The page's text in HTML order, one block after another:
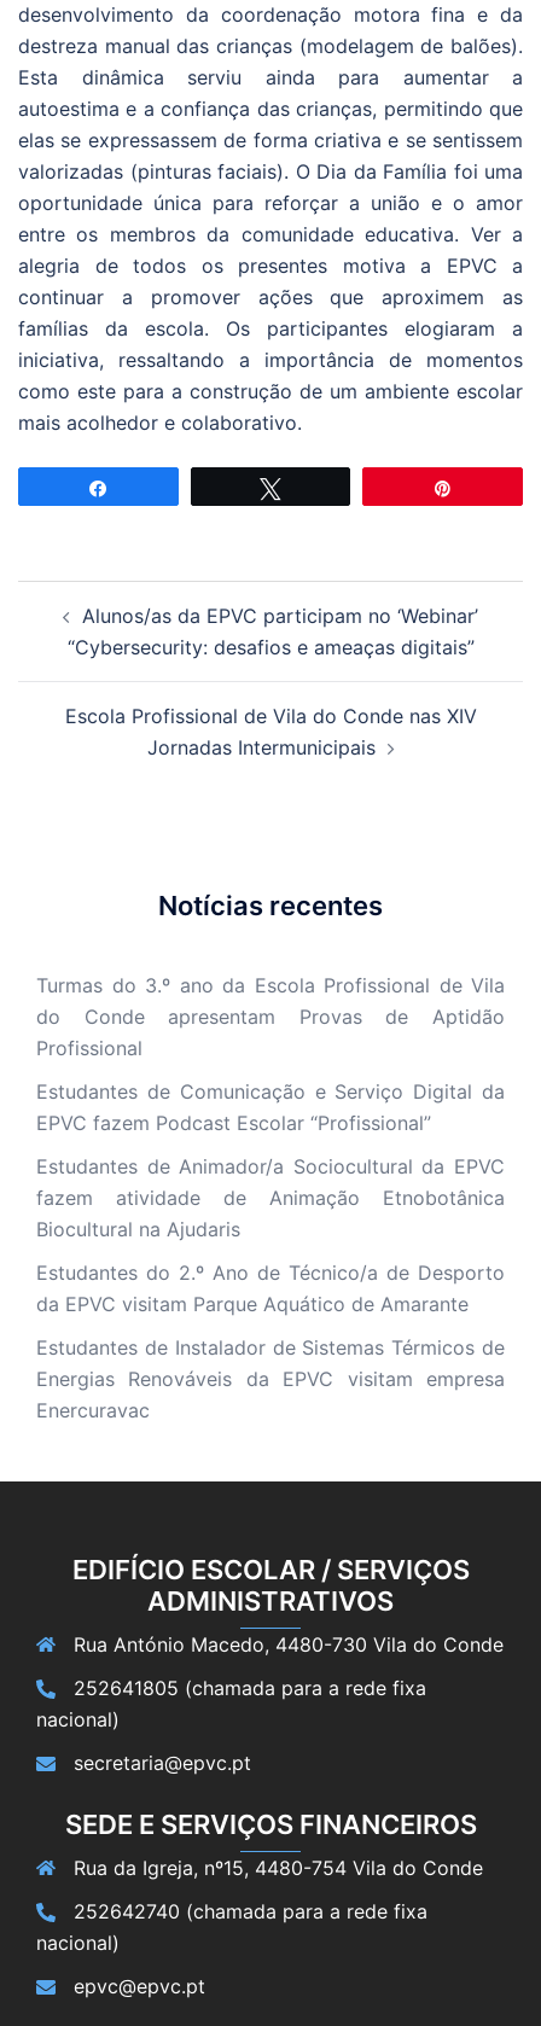
desenvolvimento da coordenação motora fina e da
destreza manual das crianças (modelagem de balões).
Esta dinâmica serviu ainda para aumentar a
autoestima e a confiança das crianças, permitindo que
elas se expressassem de forma criativa e se sentissem
valorizadas (pinturas faciais). O Dia da Família foi uma
oportunidade única para reforçar a união e o amor
entre os membros da comunidade educativa. Ver a
alegria de todos os presentes motiva a EPVC a
continuar a promover ações que aproximem as
famílias da escola. Os participantes elogiaram a
iniciativa, ressaltando a importância de momentos
como este para a construção de um ambiente escolar
mais acolhedor e colaborativo.
artigos
Alunos/as da EPVC participam no ‘Webinar’
“Cybersecurity: desafios e ameaças digitais”
Escola Profissional de Vila do Conde nas XIV
Jornadas Intermunicipais
Notícias recentes
Turmas do 3.º ano da Escola Profissional de Vila
do Conde apresentam Provas de Aptidão
Profissional
Estudantes de Comunicação e Serviço Digital da
EPVC fazem Podcast Escolar “Profissional”
Estudantes de Animador/a Sociocultural da EPVC
fazem atividade de Animação Etnobotânica
Biocultural na Ajudaris
Estudantes do 2.º Ano de Técnico/a de Desporto
da EPVC visitam Parque Aquático de Amarante
Estudantes de Instalador de Sistemas Térmicos de
Energias Renováveis da EPVC visitam empresa
Enercuravac
EDIFÍCIO ESCOLAR / SERVIÇOS
ADMINISTRATIVOS
Rua António Macedo, 4480-730 Vila do Conde
252641805 (chamada para a rede fixa
nacional)
secretaria@epvc.pt
SEDE E SERVIÇOS FINANCEIROS
Rua da Igreja, nº15, 4480-754 Vila do Conde
252642740 (chamada para a rede fixa
nacional)
epvc@epvc.pt